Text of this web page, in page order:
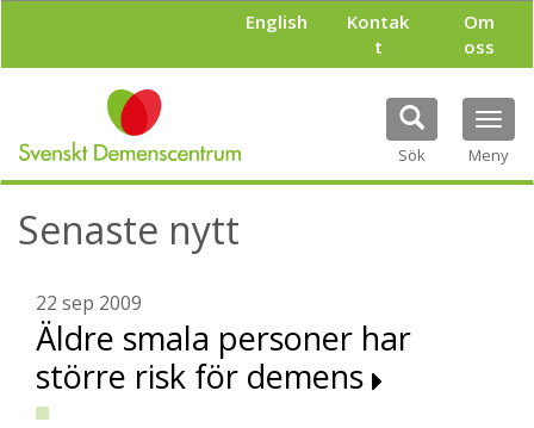
l
English
Kontak
t
Om
oss
Sök Meny
Senaste nytt
22 sep 2009
Äldre smala personer har
större risk för demens